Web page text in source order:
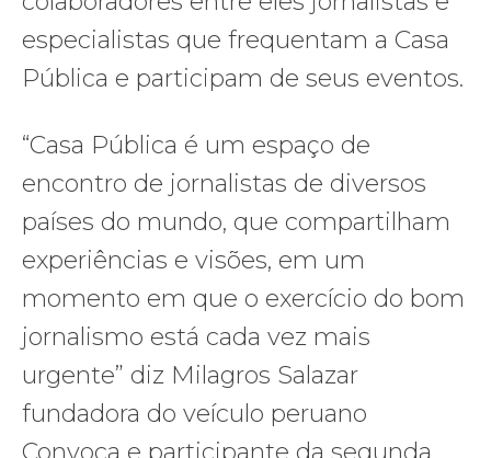
especialistas que frequentam a Casa
Pública e participam de seus eventos.
“Casa Pública é um espaço de
encontro de jornalistas de diversos
países do mundo, que compartilham
experiências e visões, em um
momento em que o exercício do bom
jornalismo está cada vez mais
urgente” diz Milagros Salazar
fundadora do veículo peruano
Convoca e participante da segunda